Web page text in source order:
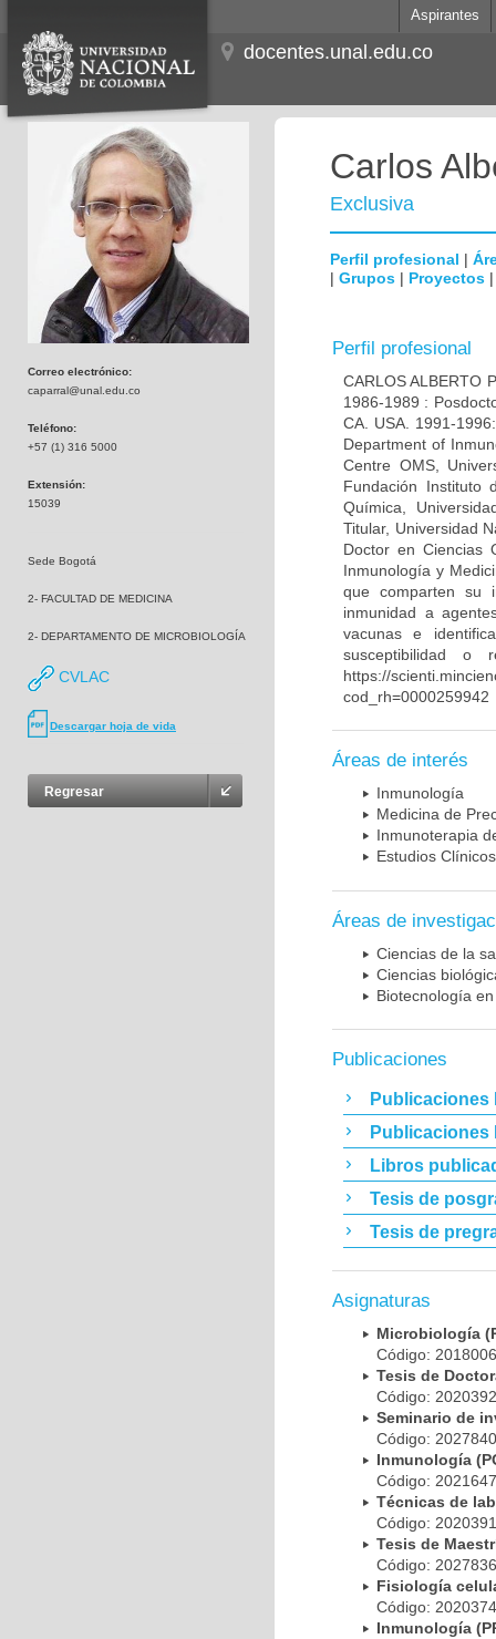
Aspirantes
docentes.unal.edu.co
Correo electrónico:
caparral@unal.edu.co
Teléfono:
+57 (1) 316 5000
Extensión:
15039
Sede Bogotá
2- FACULTAD DE MEDICINA
2- DEPARTAMENTO DE MICROBIOLOGÍA
CVLAC
Descargar hoja de vida
Regresar
Carlos
Exclusiva
Perfil profesional |
| Grupos | Proyectos
Perfil profesional
CARLOS ALBERTO
1986-1989 :
CA. USA. 1991-
Department of
Centre OMS,
Fundación Instituto
Química,
Titular, Universidad
Doctor en Ciencias
Inmunología y
que comparten su
inmunidad a
vacunas e
susceptibilidad o
https://
cod_rh=0000259942
Áreas de interés
Inmunología
Medicina de
Inmunoterapia
Estudios Clínicos
Áreas de
Ciencias de la
Ciencias
Biotecnología
Publicaciones
Publicaciones
Publicaciones
Libros
Tesis de
Tesis de
Asignaturas
Microbiología
Código:
Tesis de
Código:
Seminario de
Código:
Inmunología
Código:
Técnicas de
Código:
Tesis de
Código:
Fisiología
Código:
Inmunología